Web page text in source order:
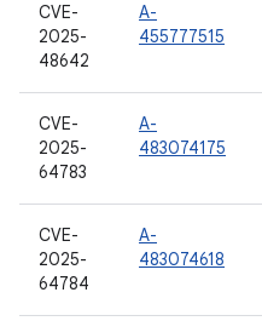
CVE-
2025-
48642
A-
455777515
CVE-
2025-
64783
A-
483074175
CVE-
2025-
64784
A-
483074618